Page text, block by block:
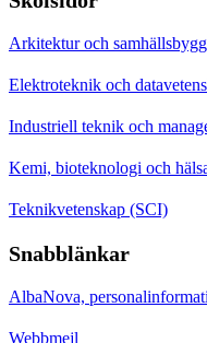
Arkitektur och
Elektroteknik och
Industriell teknik och
Kemi, bioteknologi och
Teknikvetenskap (SCI)
Snabblänkar
AlbaNova,
Webbmejl